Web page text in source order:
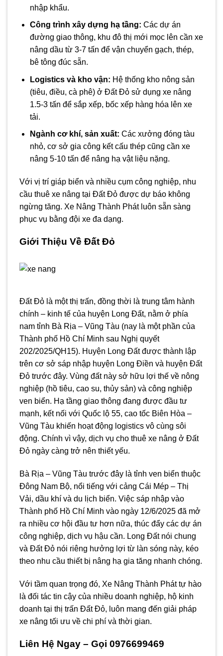
nhập khẩu.
Công trình xây dựng hạ tầng: Các dự án
đường giao thông, khu đô thị mới mọc lên cần xe
nâng dầu từ 3-7 tấn để vận chuyển gạch, thép,
bê tông đúc sẵn.
Logistics và kho vận: Hệ thống kho nông sản
(tiêu, điều, cà phê) ở Đất Đỏ sử dụng xe nâng
1.5-3 tấn để sắp xếp, bốc xếp hàng hóa lên xe
tải.
Ngành cơ khí, sản xuất: Các xưởng đóng tàu
nhỏ, cơ sở gia công kết cấu thép cũng cần xe
nâng 5-10 tấn để nâng hạ vật liệu nặng.
Với vị trí giáp biển và nhiều cụm công nghiệp, nhu
cầu thuê xe nâng tại Đất Đỏ được dự báo không
ngừng tăng. Xe Nâng Thành Phát luôn sẵn sàng
phục vụ bằng đội xe đa dạng.
Giới Thiệu Về Đất Đỏ
Đất Đỏ là một thị trấn, đồng thời là trung tâm hành
chính – kinh tế của huyện Long Đất, nằm ở phía
nam tỉnh Bà Rịa – Vũng Tàu (nay là một phần của
Thành phố Hồ Chí Minh sau Nghị quyết
202/2025/QH15). Huyện Long Đất được thành lập
trên cơ sở sáp nhập huyện Long Điền và huyện Đất
Đỏ trước đây. Vùng đất này sở hữu lợi thế về nông
nghiệp (hồ tiêu, cao su, thủy sản) và công nghiệp
ven biển. Hạ tầng giao thông đang được đầu tư
mạnh, kết nối với Quốc lộ 55, cao tốc Biên Hòa –
Vũng Tàu khiến hoạt động logistics vô cùng sôi
động. Chính vì vậy, dịch vụ cho thuê xe nâng ở Đất
Đỏ ngày càng trở nên thiết yếu.
Bà Rịa – Vũng Tàu trước đây là tỉnh ven biển thuộc
Đông Nam Bộ, nổi tiếng với cảng Cái Mép – Thị
Vải, dầu khí và du lịch biển. Việc sáp nhập vào
Thành phố Hồ Chí Minh vào ngày 12/6/2025 đã mở
ra nhiều cơ hội đầu tư hơn nữa, thúc đẩy các dự án
công nghiệp, dịch vụ hậu cần. Long Đất nói chung
và Đất Đỏ nói riêng hưởng lợi từ làn sóng này, kéo
theo nhu cầu thiết bị nâng hạ gia tăng nhanh chóng.
Với tầm quan trọng đó, Xe Nâng Thành Phát tự hào
là đối tác tin cậy của nhiều doanh nghiệp, hộ kinh
doanh tại thị trấn Đất Đỏ, luôn mang đến giải pháp
xe nâng tối ưu về chi phí và thời gian.
Liên Hệ Ngay – Gọi 0976699469